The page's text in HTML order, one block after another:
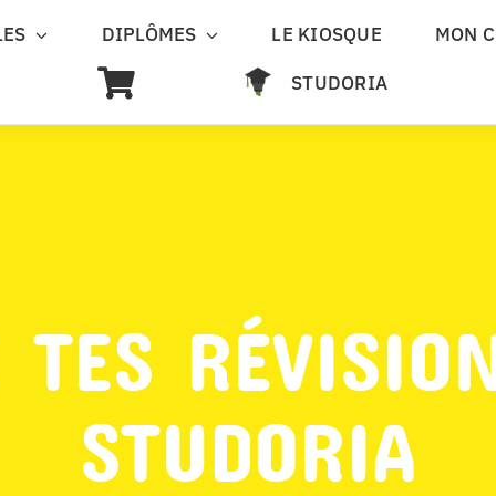
DIPLÔMES LE KIOSQUE
MON
STUDORIA
TES
STUDORIA